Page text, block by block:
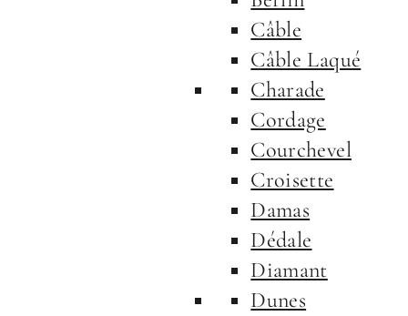
Câble
Câble Laqué
Charade
Cordage
Courchevel
Croisette
Damas
Dédale
Diamant
Dunes